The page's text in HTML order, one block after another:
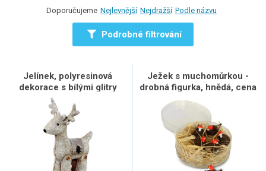
Doporučujeme Nejlevnější Nejdražší Podle názvu
Podrobné filtrování
Jelínek, polyresinová
dekorace s bílými glitry
Ježek s muchomůrkou -
drobná figurka, hnědá, cena
za balení (5 ks), sada 6 ks